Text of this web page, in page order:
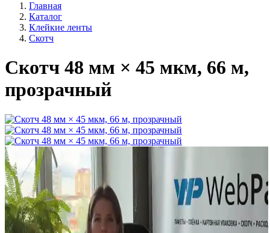
Главная
Каталог
Клейкие ленты
Скотч
Скотч 48 мм × 45 мкм, 66 м,
прозрачный